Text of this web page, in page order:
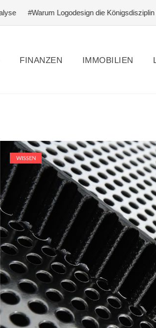
#Warum Logodesign die Königsdisziplin des
FINANZEN IMMOBILIEN
WISSEN